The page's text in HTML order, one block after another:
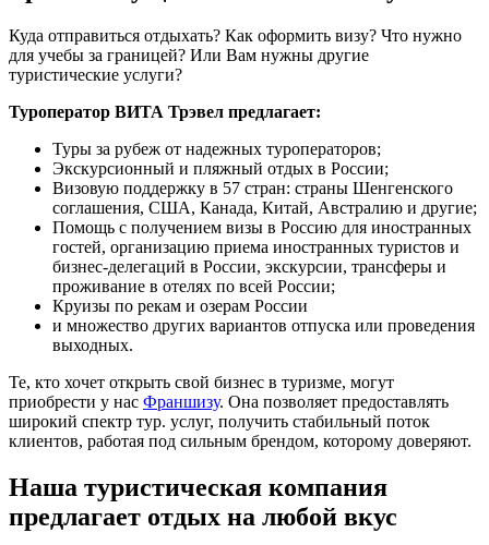
Куда отправиться отдыхать? Как оформить визу? Что нужно
для учебы за границей? Или Вам нужны другие
туристические услуги?
Туроператор ВИТА Трэвел предлагает:
Туры за рубеж от надежных туроператоров;
Экскурсионный и пляжный отдых в России;
Визовую поддержку в 57 стран: страны Шенгенского
соглашения, США, Канада, Китай, Австралию и другие;
Помощь с получением визы в Россию для иностранных
гостей, организацию приема иностранных туристов и
бизнес-делегаций в России, экскурсии, трансферы и
проживание в отелях по всей России;
Круизы по рекам и озерам России
и множество других вариантов отпуска или проведения
выходных.
Те, кто хочет открыть свой бизнес в туризме, могут
приобрести у нас Франшизу. Она позволяет предоставлять
широкий спектр тур. услуг, получить стабильный поток
клиентов, работая под сильным брендом, которому доверяют.
Наша туристическая компания
предлагает отдых на любой вкус